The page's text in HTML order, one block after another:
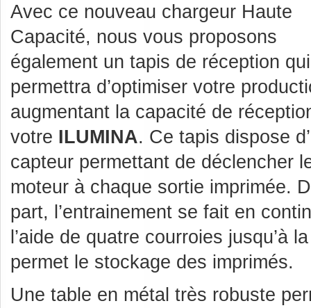
Avec ce nouveau chargeur Haute
Capacité, nous vous proposons
également un tapis de réception
permettra d’optimiser votre
augmentant la capacité de
votre ILUMINA. Ce tapis dispose
capteur permettant de déclencher
moteur à chaque sortie imprimée.
part, l’entrainement se fait en
l’aide de quatre courroies jusqu’à
permet le stockage des imprimés.
Une table en métal très robuste